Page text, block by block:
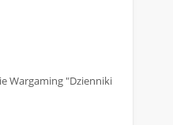
Wargaming "Dzienniki